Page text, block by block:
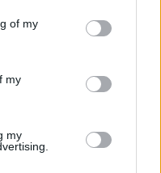
of my
my
my
στο α' εξάμηνο – Στα 734
Νέες επενδύσεις 1